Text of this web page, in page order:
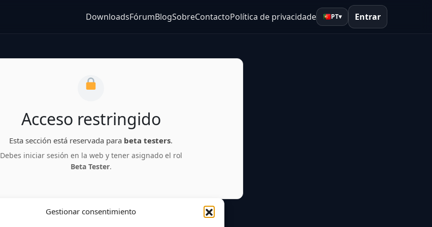
Gestionar consentimiento
DownloadsFórumBlogSobreContactoPolítica de privacidade PT▾ Entrar
Acceso restringido
Esta sección está reservada para beta testers.
Debes iniciar sesión en la web y tener asignado el rol
Beta Tester.